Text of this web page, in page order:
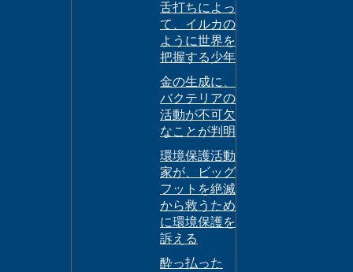
舌打ちによっ
て、イルカの
ように世界を
把握する少年
金の生成に、
バクテリアの
活動が不可欠
なことが判明
環境保護活動
家が、ビッグ
フットを絶滅
から救うため
に環境保護を
訴える
酔っ払った